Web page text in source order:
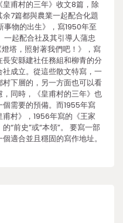
甫村的三年》收文8篇，除
7篇都與農業一起配合化題
事物的出生》，寫1950年至
一起配合社及其引導人蒲忠
塔，照射著我們吧！》，寫
安縣建社任務組和柳青的分
成立。從這些散文特寫，一
下層的，另一方面也可以看
同時，《皇甫村的三年》也
需要的預備。而1955年寫
村》，1956年寫的《王家
“前史”或“本領”。 要寫一部
適合並且穩固的寫作地址。